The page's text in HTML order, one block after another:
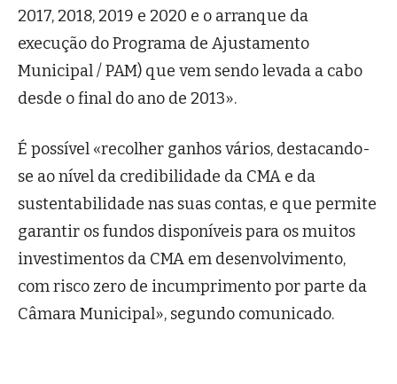
2017, 2018, 2019 e 2020 e o arranque da
execução do Programa de Ajustamento
Municipal / PAM) que vem sendo levada a cabo
desde o final do ano de 2013».
É possível «recolher ganhos vários, destacando-
se ao nível da credibilidade da CMA e da
sustentabilidade nas suas contas, e que permite
garantir os fundos disponíveis para os muitos
investimentos da CMA em desenvolvimento,
com risco zero de incumprimento por parte da
Câmara Municipal», segundo comunicado.